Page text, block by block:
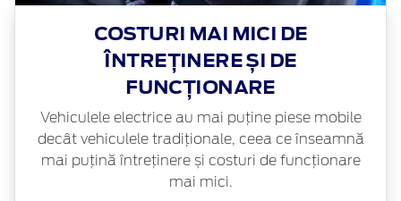
COSTURI MAI MICI DE
ÎNTREȚINERE ȘI DE
FUNCȚIONARE
Vehiculele electrice au mai puține piese mobile
decât vehiculele tradiționale, ceea ce înseamnă
mai puțină întreținere și costuri de funcționare
mai mici.